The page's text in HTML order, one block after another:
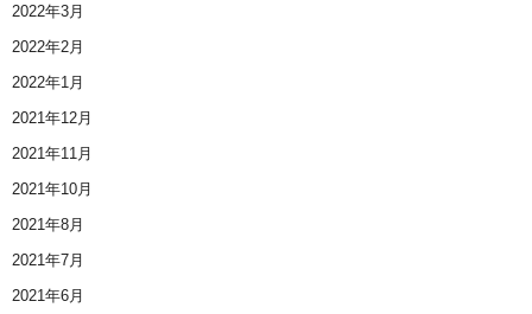
2022年3月
2022年2月
2022年1月
2021年12月
2021年11月
2021年10月
2021年8月
2021年7月
2021年6月